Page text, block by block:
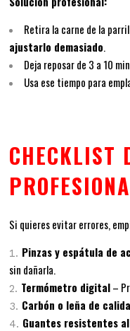
Retira la carne de la
ajustarlo demasiado.
Deja reposar de 3 a 10
Usa ese tiempo para
CHECKLIST
Si quieres evitar errores,
Pinzas y espátula de
sin dañarla.
Termómetro digital–
Carbón o leña de
Guantes resistentes